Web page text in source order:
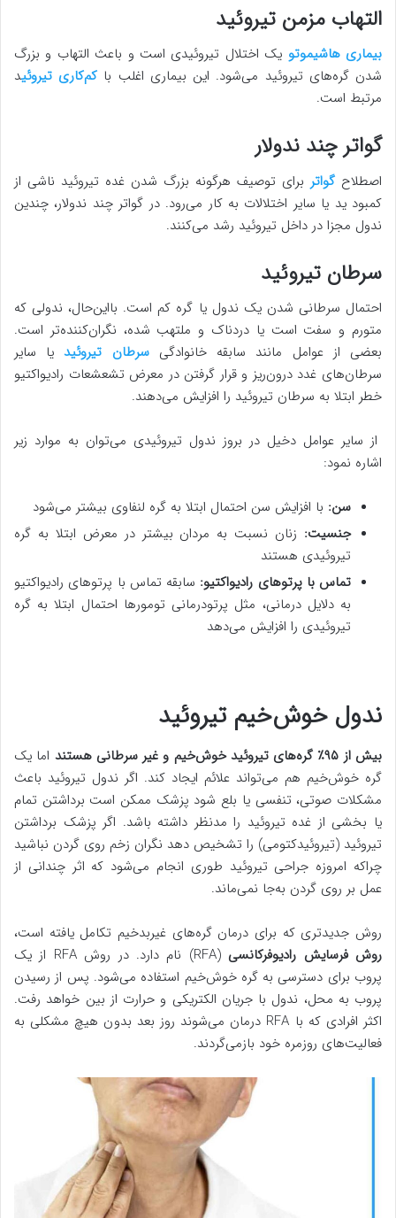
التهاب مزمن تیروئید
بیماری هاشیموتو یک اختلال تیروئیدی است و باعث التهاب و بزرگ
شدن گره‌های تیروئید می‌شود. این بیماری اغلب با کم‌کاری تیروئید
مرتبط است.
گواتر چند ندولار
اصطلاح گواتر برای توصیف هرگونه بزرگ شدن غده تیروئید ناشی از
کمبود ید یا سایر اختلالات به کار می‌رود. در گواتر چند ندولار، چندین
ندول مجزا در داخل تیروئید رشد می‌کنند.
سرطان تیروئید
احتمال سرطانی شدن یک ندول یا گره کم است. بااین‌حال، ندولی که
متورم و سفت است یا دردناک و ملتهب شده، نگران‌کننده‌تر است.
بعضی از عوامل مانند سابقه خانوادگیسرطان تیروئیدیا سایر
سرطان‌های غدد درون‌ریز و قرار گرفتن در معرض تشعشعات رادیواکتیو
خطر ابتلا به سرطان تیروئید را افزایش می‌دهند.
از سایر عوامل دخیل در بروز ندول تیروئیدی می‌توان به موارد زیر
اشاره نمود:
سن: با افزایش سن احتمال ابتلا به گره لنفاوی بیشتر می‌شود
جنسیت: زنان نسبت به مردان بیشتر در معرض ابتلا به گره
تیروئیدی هستند
تماس با پرتوهای رادیواکتیو: سابقه تماس با پرتوهای رادیواکتیو
به دلایل درمانی، مثل پرتودرمانی تومورها احتمال ابتلا به گره
تیروئیدی را افزایش می‌دهد
ندول خوش‌خیم تیروئید
بیش از ۹۵٪ گره‌های تیروئید خوش‌خیم و غیر سرطانی هستند
اما یک
گره خوش‌خیم هم می‌تواند علائم ایجاد کند. اگر ندول تیروئید باعث
مشکلات صوتی، تنفسی یا بلع شود پزشک ممکن است برداشتن تمام
یا بخشی از غده تیروئید را مدنظر داشته باشد. اگر پزشک برداشتن
تیروئید (تیروئیدکتومی) را تشخیص دهد نگران زخم روی گردن نباشید
چراکه امروزه جراحی تیروئید طوری انجام می‌شود که اثر چندانی از
عمل بر روی گردن به‌جا نمی‌ماند.
روش جدیدتری که برای درمان گره‌های غیربدخیم تکامل یافته است،
روش فرسایش رادیوفرکانسی
(RFA) نام دارد. در روش RFA از یک
پروب برای دسترسی به گره خوش‌خیم استفاده می‌شود. پس از رسیدن
پروب به محل، ندول با جریان الکتریکی و حرارت از بین خواهد رفت.
اکثر افرادی که با RFA درمان می‌شوند روز بعد بدون هیچ مشکلی به
فعالیت‌های روزمره خود بازمی‌گردند.